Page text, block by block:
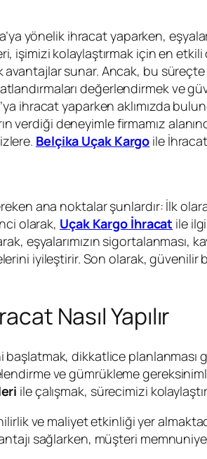
yönelik ihracat yaparken,
işimizi kolaylaştırmak için en
sunar. Ancak, bu
değerlendirmek ve
ihracat yaparken aklımızda
verdiği deneyimle firmamız
Belçika Uçak Kargo ile
ana noktalar şunlardır: İlk
olarak, Uçak Kargo İhracat ile
eşyalarımızın sigortalanması,
iyileştirir. Son olarak,
Nasıl Yapılır
başlatmak, dikkatlice planlanması
ve gümrükleme
ile çalışmak, sürecimizi
ve maliyet etkinliği yer
sağlarken, müşteri